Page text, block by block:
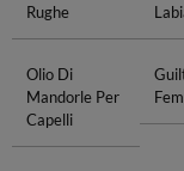
Rughe
Olio Di
Mandorle Per
Capelli